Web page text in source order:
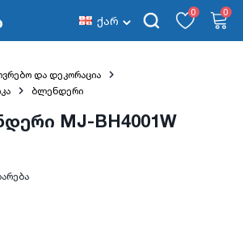
ქარ
0 0
და დეკორაცია
ბლენდერი
MJ-BH4001W